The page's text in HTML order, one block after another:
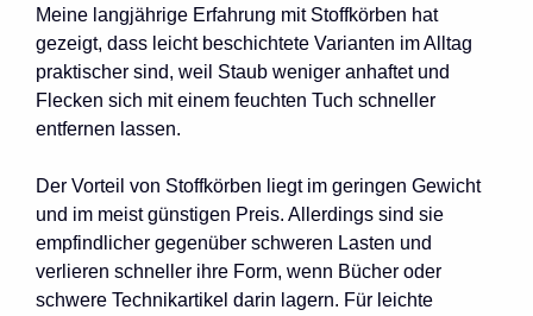
Meine langjährige Erfahrung mit Stoffkörben hat
gezeigt, dass leicht beschichtete Varianten im Alltag
praktischer sind, weil Staub weniger anhaftet und
Flecken sich mit einem feuchten Tuch schneller
entfernen lassen.
Der Vorteil von Stoffkörben liegt im geringen Gewicht
und im meist günstigen Preis. Allerdings sind sie
empfindlicher gegenüber schweren Lasten und
verlieren schneller ihre Form, wenn Bücher oder
schwere Technikartikel darin lagern. Für leichte